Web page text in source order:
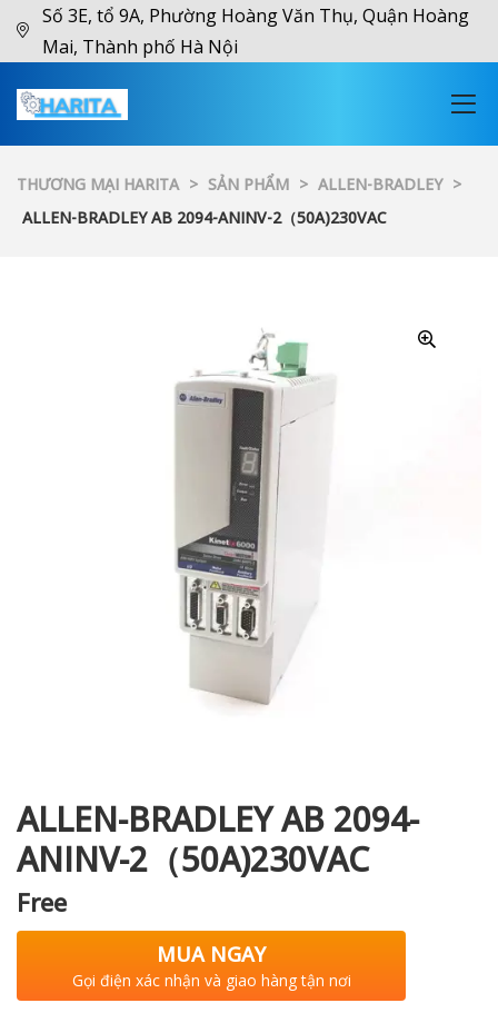
Số 3E, tổ 9A, Phường Hoàng Văn Thụ, Quận Hoàng
Mai, Thành phố Hà Nội
THƯƠNG MẠI HARITA > SẢN PHẨM > ALLEN-BRADLEY >
ALLEN-BRADLEY AB 2094-ANINV-2（50A)230VAC
ALLEN-BRADLEY AB 2094-
ANINV-2（50A)230VAC
Free
MUA NGAY
Gọi điện xác nhận và giao hàng tận nơi